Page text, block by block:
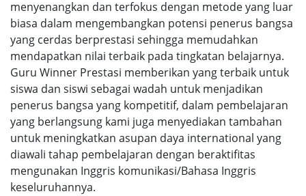
menyenangkan dan terfokus dengan metode yang luar
biasa dalam mengembangkan potensi penerus bangsa
yang cerdas berprestasi sehingga memudahkan
mendapatkan nilai terbaik pada tingkatan belajarnya.
Guru Winner Prestasi memberikan yang terbaik untuk
siswa dan siswi sebagai wadah untuk menjadikan
penerus bangsa yang kompetitif, dalam pembelajaran
yang berlangsung kami juga menyediakan tambahan
untuk meningkatkan asupan daya international yang
diawali tahap pembelajaran dengan beraktifitas
mengunakan Inggris komunikasi/Bahasa Inggris
keseluruhannya.